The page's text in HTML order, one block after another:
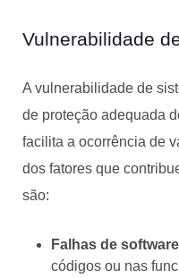
Vulnerabilidade
A vulnerabilidade de
de proteção adequada
facilita a ocorrência de
dos fatores que
são:
Falhas de software
códigos ou nas